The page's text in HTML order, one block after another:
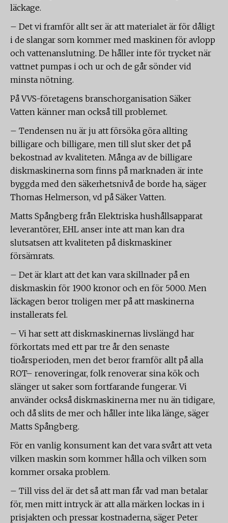
läckage.
– Det vi framför allt ser är att materialet är för dåligt
i de slangar som kommer med maskinen för avlopp
och vattenanslutning. De håller inte för trycket när
vattnet pumpas i och ur och de går sönder vid
minsta nötning.
På VVS-företagens branschorganisation Säker
Vatten känner man också till problemet.
– Tendensen nu är ju att försöka göra allting
billigare och billigare, men till slut sker det på
bekostnad av kvaliteten. Många av de billigare
diskmaskinerna som finns på marknaden är inte
byggda med den säkerhetsnivå de borde ha, säger
Thomas Helmerson, vd på Säker Vatten.
Matts Spångberg från Elektriska hushållsapparat
leverantörer, EHL anser inte att man kan dra
slutsatsen att kvaliteten på diskmaskiner
försämrats.
– Det är klart att det kan vara skillnader på en
diskmaskin för 1900 kronor och en för 5000. Men
läckagen beror troligen mer på att maskinerna
installerats fel.
– Vi har sett att diskmaskinernas livslängd har
förkortats med ett par tre år den senaste
tioårsperioden, men det beror framför allt på alla
ROT– renoveringar, folk renoverar sina kök och
slänger ut saker som fortfarande fungerar. Vi
använder också diskmaskinerna mer nu än tidigare,
och då slits de mer och håller inte lika länge, säger
Matts Spångberg.
För en vanlig konsument kan det vara svårt att veta
vilken maskin som kommer hålla och vilken som
kommer orsaka problem.
– Till viss del är det så att man får vad man betalar
för, men mitt intryck är att alla märken lockas in i
prisjakten och pressar kostnaderna, säger Peter